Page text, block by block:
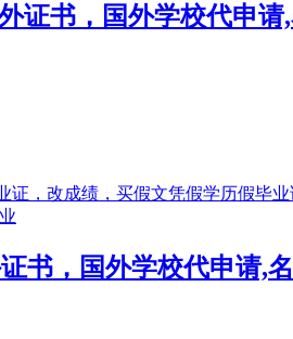
证书，国外学校代申请,
书，国外学校代申请,